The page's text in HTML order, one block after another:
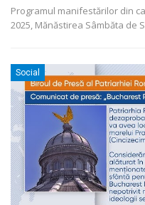
Programul manifestărilor din
2025, Mănăstirea Sâmbăta de
Social